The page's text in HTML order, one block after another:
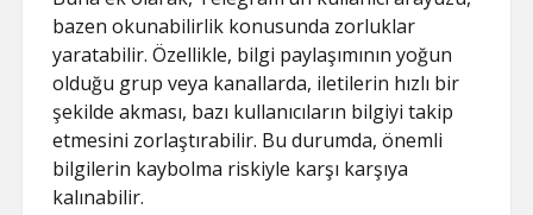
bazen okunabilirlik konusunda zorluklar
yaratabilir. Özellikle, bilgi paylaşımının yoğun
olduğu grup veya kanallarda, iletilerin hızlı bir
şekilde akması, bazı kullanıcıların bilgiyi takip
etmesini zorlaştırabilir. Bu durumda, önemli
bilgilerin kaybolma riskiyle karşı karşıya
kalınabilir.